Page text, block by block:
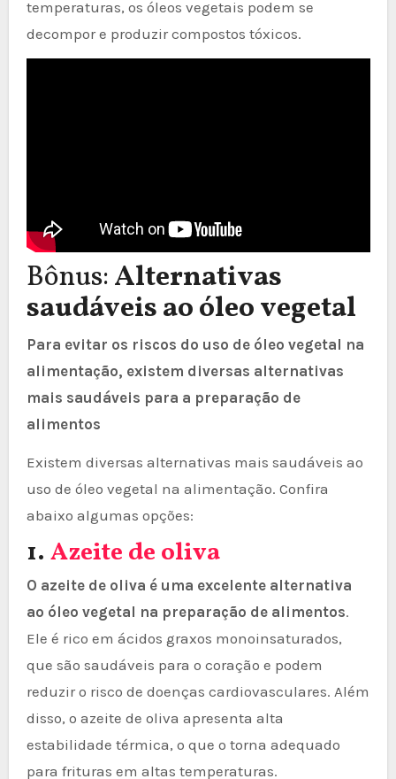
temperaturas, os óleos vegetais podem se
decompor e produzir compostos tóxicos.
Bônus:Alternativas
saudáveis ao óleo vegetal
Para evitar os riscos do uso de óleo vegetal na
alimentação, existem diversas alternativas
mais saudáveis para a preparação de
alimentos
Existem diversas alternativas mais saudáveis ao
uso de óleo vegetal na alimentação. Confira
abaixo algumas opções:
1. Azeite de oliva
O azeite de oliva é uma excelente alternativa
ao óleo vegetal na preparação de alimentos.
Ele é rico em ácidos graxos monoinsaturados,
que são saudáveis para o coração e podem
reduzir o risco de doenças cardiovasculares. Além
disso, o azeite de oliva apresenta alta
estabilidade térmica, o que o torna adequado
para frituras em altas temperaturas.